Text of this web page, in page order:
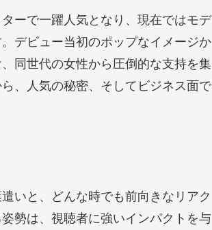
ーで一躍人気となり、現在ではモデ
デビュー当初のポップなイメージか
同世代の女性から圧倒的な支持を集
、人気の秘密、そしてビジネス面で
いと、どんな時でも前向きなリアク
勢は、視聴者に強いインパクトを与